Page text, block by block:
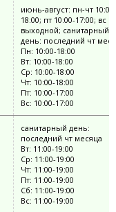
июнь-август: пн-чт 10:00-
18:00; пт 10:00-17:00; вс
выходной; санитарный
день: последний чт
Пн: 10:00-18:00
Вт: 10:00-18:00
Ср: 10:00-18:00
Чт: 10:00-18:00
Пт: 10:00-17:00
Вс: 10:00-17:00
санитарный день:
последний чт месяца
Вт: 11:00-19:00
Ср: 11:00-19:00
Чт: 11:00-19:00
Пт: 11:00-19:00
Сб: 11:00-19:00
Вс: 11:00-19:00